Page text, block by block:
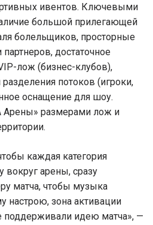
ивентов. Ключевыми
большой прилегающей
болельщиков, просторные
достаточное
лож (бизнес-клубов),
потоков (игроки,
оснащение для шоу.
размерами лож и
каждая категория
вокруг арены, сразу
матча, чтобы музыка
настрою, зона активации
поддерживали идею матча», —